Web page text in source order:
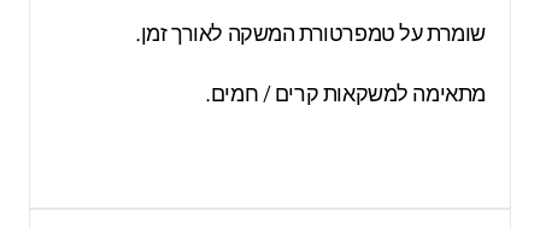
שומרת על טמפרטורת המשקה לאורך זמן.
מתאימה למשקאות קרים / חמים.